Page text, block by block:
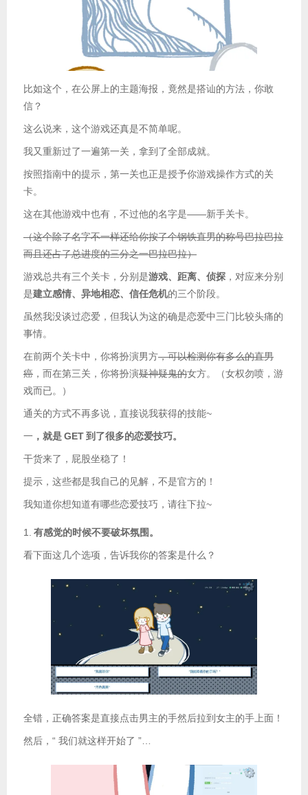
比如这个，在公屏上的主题海报，竟然是搭讪的方法，你敢
信？
这么说来，这个游戏还真是不简单呢。
我又重新过了一遍第一关，拿到了全部成就。
按照指南中的提示，第一关也正是授予你游戏操作方式的关
卡。
这在其他游戏中也有，不过他的名字是——新手关卡。
（这个除了名字不一样还给你按了个钢铁直男的称号巴拉巴拉
而且还占了总进度的三分之一巴拉巴拉）
游戏总共有三个关卡，分别是游戏、距离、侦探 ，对应来分别
是建立感情、异地相恋、信任危机的三个阶段。
虽然我没谈过恋爱，但我认为这的确是恋爱中三门比较头痛的
事情。
在前两个关卡中，你将扮演男方，可以检测你有多么的直男
癌 ，而在第三关，你将扮演疑神疑鬼的女方。（女权勿喷，游
戏而已。）
通关的方式不再多说，直接说我获得的技能~
一 ，就是GET到了很多的恋爱技巧。
干货来了，屁股坐稳了！
提示，这些都是我自己的见解，不是官方的！
我知道你想知道有哪些恋爱技巧，请往下拉~
1. 有感觉的时候不要破坏氛围。
看下面这几个选项，告诉我你的答案是什么？
全错，正确答案是直接点击男主的手然后拉到女主的手上面！
然后，“ 我们就这样开始了 ”…